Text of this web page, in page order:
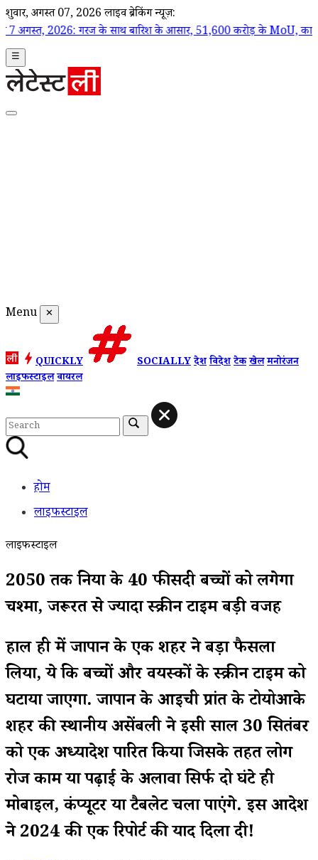
शुक्रवार, अगस्त 07, 2026 लाइव ब्रेकिंग न्यूज़:
गरज के साथ बारिश के आसार, 51,600 करोड़ के MoU, कानून-व्यवस्था
☰
Menu ✕
QUICKLY SOCIALLYदेशविदेशटेकखेलमनोरंजन
लाइफस्टाइलवायरल
होम
लाइफस्टाइल
लाइफस्टाइल
2050 तक दुनिया के 40 फीसदी बच्चों को लगेगा
चश्मा, जरूरत से ज्यादा स्क्रीन टाइम बड़ी वजह
हाल ही में जापान के एक शहर ने बड़ा फैसला
लिया, ये कि बच्चों और वयस्कों के स्क्रीन टाइम को
घटाया जाएगा. जापान के आइची प्रांत के टोयोआके
शहर की स्थानीय असेंबली ने इसी साल 30 सितंबर
को एक अध्यादेश पारित किया जिसके तहत लोग
रोज काम या पढ़ाई के अलावा सिर्फ दो घंटे ही
मोबाइल, कंप्यूटर या टैबलेट चला पाएंगे. इस आदेश
ने 2024 की एक रिपोर्ट की याद दिला दी!